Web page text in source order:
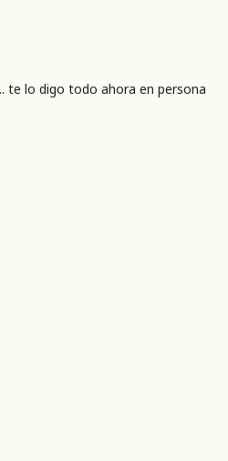
te lo digo todo ahora en persona